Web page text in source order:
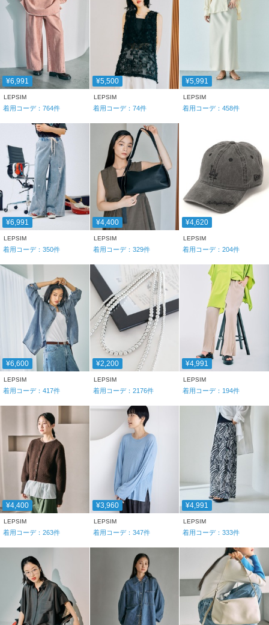
¥6,991
LEPSIM
着用コーデ： 764件
¥5,500
LEPSIM
着用コーデ： 74件
¥5,991
LEPSIM
着用コーデ：458件
¥6,991
LEPSIM
着用コーデ： 350件
¥4,400
LEPSIM
着用コーデ： 329件
¥4,620
LEPSIM
着用コーデ：204件
¥6,600
LEPSIM
着用コーデ： 417件
¥2,200
LEPSIM
着用コーデ： 2176件
¥4,991
LEPSIM
着用コーデ： 194件
¥4,400
LEPSIM
着用コーデ： 263件
¥3,960
LEPSIM
着用コーデ： 347件
¥4,991
LEPSIM
着用コーデ：333件